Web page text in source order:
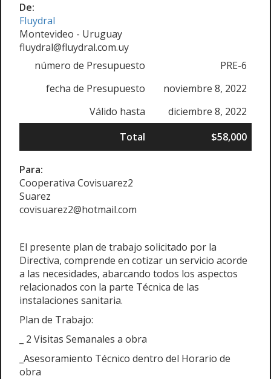
De:
Fluydral
Montevideo - Uruguay
fluydral@fluydral.com.uy
número de Presupuesto
PRE-6
fecha de Presupuesto
noviembre 8, 2022
Válido hasta
diciembre 8, 2022
Total
$58,000
Para:
Cooperativa Covisuarez2
Suarez
covisuarez2@hotmail.com
El presente plan de trabajo solicitado por la
Directiva, comprende en cotizar un servicio acorde
a las necesidades, abarcando todos los aspectos
relacionados con la parte Técnica de las
instalaciones sanitaria.
Plan de Trabajo:
_ 2 Visitas Semanales a obra
_Asesoramiento Técnico dentro del Horario de
obra